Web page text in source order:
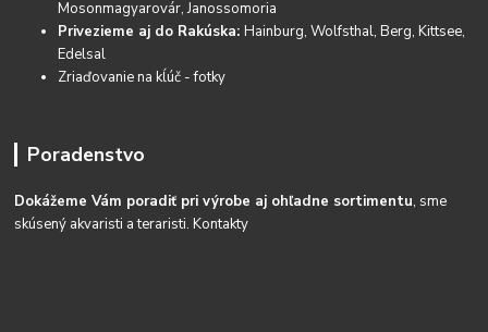
Mosonmagyarovár, Janossomoria
Privezieme aj do Rakúska:Hainburg, Wolfsthal, Berg, Kittsee,
Edelsal
Zriaďovanie na kĺúč - fotky
Poradenstvo
Dokážeme Vám poradiť pri výrobe aj ohľadne sortimentu, sme
skúsený akvaristi a teraristi.Kontakty